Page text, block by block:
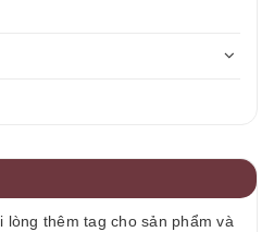
lòng thêm tag cho sản phẩm và